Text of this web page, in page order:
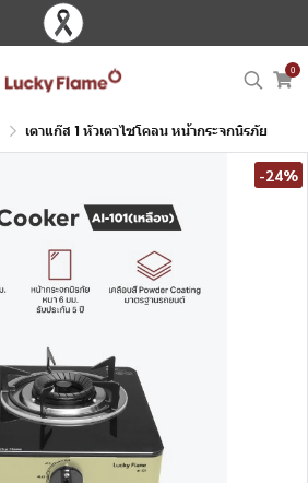
0
เตาแก๊ส 1 หัวเตาไซโคลน หน้ากระจกนิรภัย
-24%